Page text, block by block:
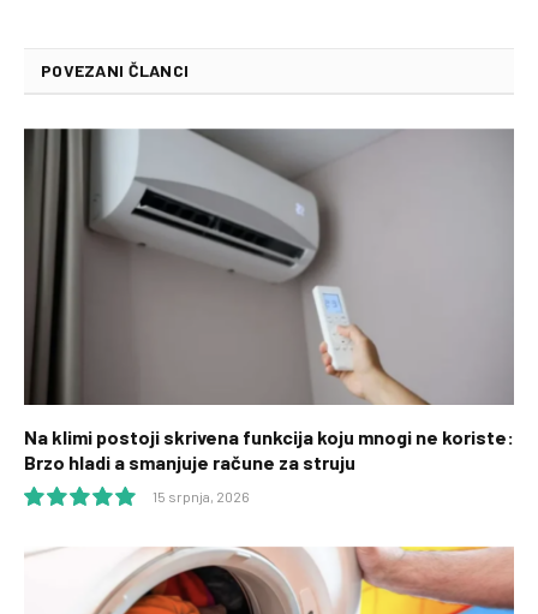
POVEZANI ČLANCI
Na klimi postoji skrivena funkcija koju mnogi ne koriste:
Brzo hladi a smanjuje račune za struju
10.0
15 srpnja, 2026